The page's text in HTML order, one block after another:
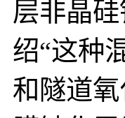
层非晶
绍“这种
和隧道